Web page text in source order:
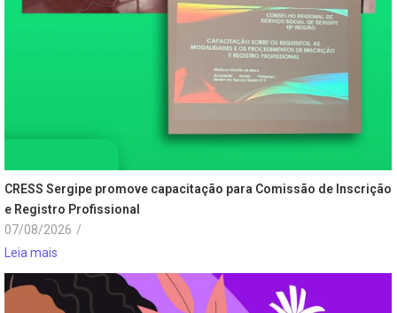
CRESS Sergipe promove capacitação para Comissão de Inscrição
e Registro Profissional
07/08/2026 /
Leia mais